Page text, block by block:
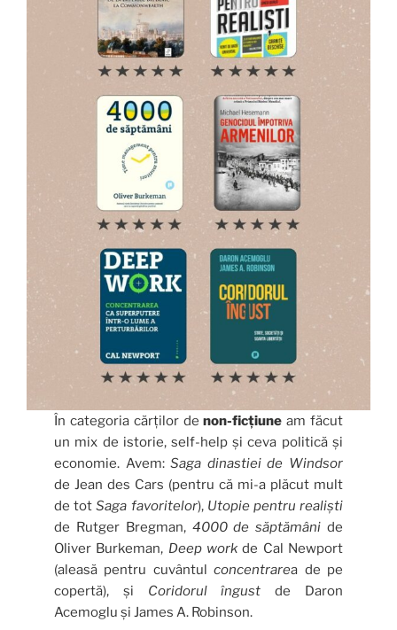
În categoria cărților denon-ficțiune am făcut
un mix de istorie, self-help și ceva politică și
economie. Avem:Saga dinastiei de Windsor
de Jean des Cars (pentru că mi-a plăcut mult
de totSaga favoritelor), Utopie pentru realiști
de Rutger Bregman, 4000 de săptămâni de
Oliver Burkeman, Deep work de Cal Newport
(aleasă pentru cuvântulconcentrarea de pe
copertă), și Coridorul îngust de Daron
Acemoglu și James A. Robinson.